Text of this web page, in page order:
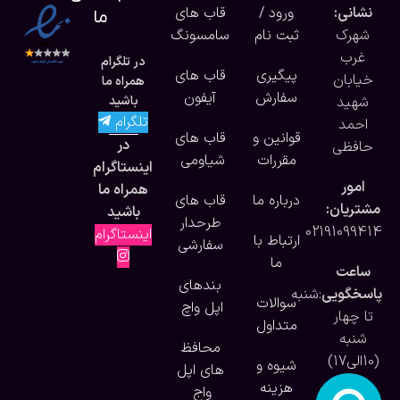
نشانی:
شهرک
غرب
خیابان
شهید
احمد
حافظی
امور
مشتریان:
02191099414
ساعت
پاسخگویی:شنبه
تا چهار
شنبه
(10الی17)
ورود /
ثبت نام
پیگیری
سفارش
قوانین و
مقررات
درباره ما
ارتباط با
ما
سوالات
متداول
شیوه و
هزینه
قاب های
سامسونگ
قاب های
آیفون
قاب های
شیاومی
قاب های
طرحدار
سفارشی
بندهای
اپل واچ
محافظ
های اپل
واج
ما
در تلگرام
همراه ما
باشید
تلگرام
در
اینستاگرام
همراه ما
باشید
اینستاگرام